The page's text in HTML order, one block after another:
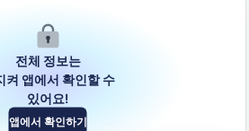
35번길 24
전체 정보는
켜 앱에서 확인할 수
있어요!
앱에서 확인하기